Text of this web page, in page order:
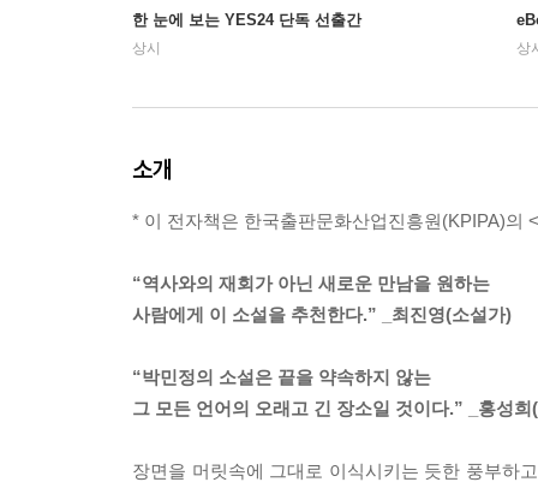
한 눈에 보는 YES24 단독 선출간
상시 상
소개
* 이 전자책은 한국출판문화산업진흥원(KPIPA)의
“역사와의 재회가 아닌 새로운 만남을 원하는
사람에게 이 소설을 추천한다.” _최진영(소설가)
“박민정의 소설은 끝을 약속하지 않는
그 모든 언어의 오래고 긴 장소일 것이다.” _홍성
장면을 머릿속에 그대로 이식시키는 듯한 풍부하